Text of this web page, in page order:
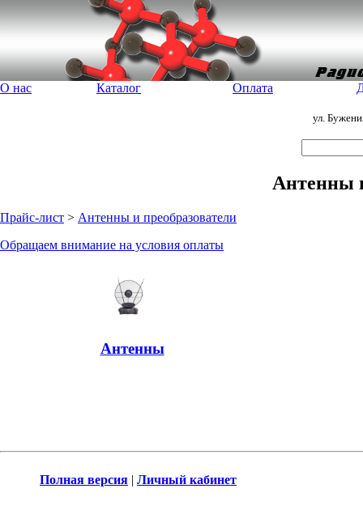
О нас Каталог Оплата
ул.
Антенны
Прайс-лист > Антенны и преобразователи
Обращаем внимание на условия оплаты
Антенны
Полная версия | Личный кабинет